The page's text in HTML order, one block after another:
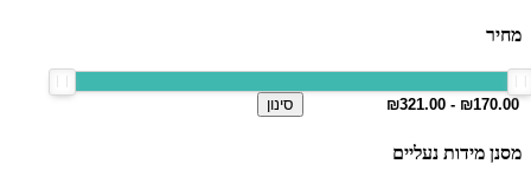
מחיר
סינון
מסנן מידות נעליים